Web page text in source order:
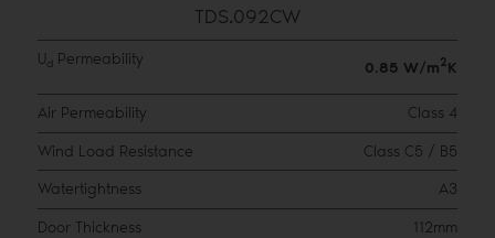
TDS.092CW
U dPermeability 0.85 W/m2K
Air Permeability Class 4
Wind Load Resistance Class C5 / B5
Watertightness A3
Door Thickness 112mm